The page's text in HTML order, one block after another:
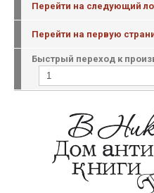
Перейти на следующий
Перейти на первую
Быстрый переход к